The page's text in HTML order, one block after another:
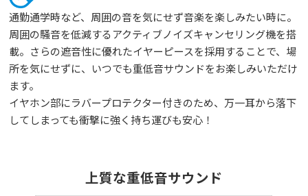
通勤通学時など、周囲の音を気にせず音楽を楽しみたい時に。
周囲の騒音を低減するアクティブノイズキャンセリング機を搭
載。さらの遮音性に優れたイヤーピースを採用することで、場
所を気にせずに、いつでも重低音サウンドをお楽しみいただけ
ます。
イヤホン部にラバープロテクター付きのため、万一耳から落下
してしまっても衝撃に強く持ち運びも安心！
上質な重低音サウンド